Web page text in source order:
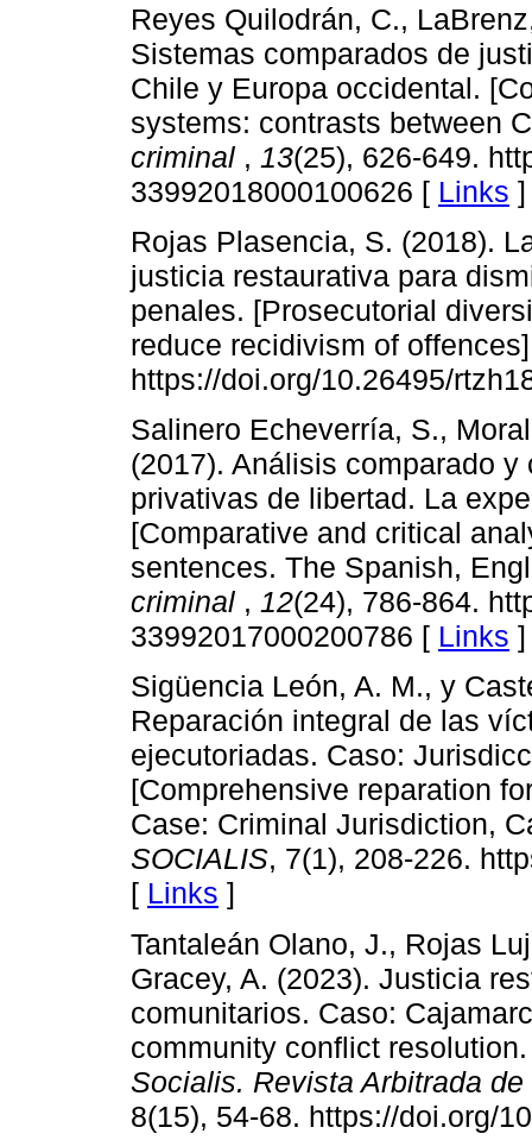
Reyes Quilodrán, C.,
Sistemas comparados de
Chile y Europa occidental.
systems: contrasts between
criminal , 13(25), 626-649.
33992018000100626 [ Links ]
Rojas Plasencia, S. (2018).
justicia restaurativa para
penales. [Prosecutorial
reduce recidivism of
https://doi.org/10.26495/
Salinero Echeverría, S.,
(2017). Análisis comparado
privativas de libertad. La
[Comparative and critical
sentences. The Spanish,
criminal , 12(24), 786-864.
33992017000200786 [ Links ]
Sigüencia León, A. M., y
Reparación integral de las
ejecutoriadas. Caso:
[Comprehensive reparation
Case: Criminal Jurisdiction,
SOCIALIS, 7(1), 208-226.
[ Links ]
Tantaleán Olano, J., Rojas
Gracey, A. (2023). Justicia
comunitarios. Caso:
community conflict
Socialis. Revista Arbitrada
8(15), 54-68. https://doi.org/